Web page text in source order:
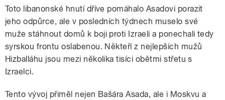
Toto libanonské hnutí dříve pomáhalo Asadovi porazit
jeho odpůrce, ale v posledních týdnech muselo své
muže stáhnout domů k boji proti Izraeli a ponechali tedy
syrskou frontu oslabenou. Někteří z nejlepších mužů
Hizballáhu jsou mezi několika tisíci obětmi střetu s
Izraelci.
Tento vývoj přiměl nejen Bašára Asada, ale i Moskvu a